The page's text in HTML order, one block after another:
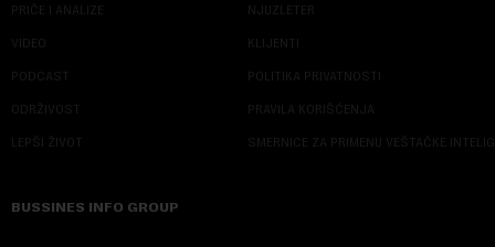
PRIČE I ANALIZE
VIDEO
PODCAST
ODRŽIVOST
LEPŠI ŽIVOT
NJUZLETER
KLIJENTI
POLITIKA PRIVATNOSTI
PRAVILA KORIŠĆENJA
SMERNICE ZA PRIMENU VEŠTAČKE
BUSSINES INFO GROUP